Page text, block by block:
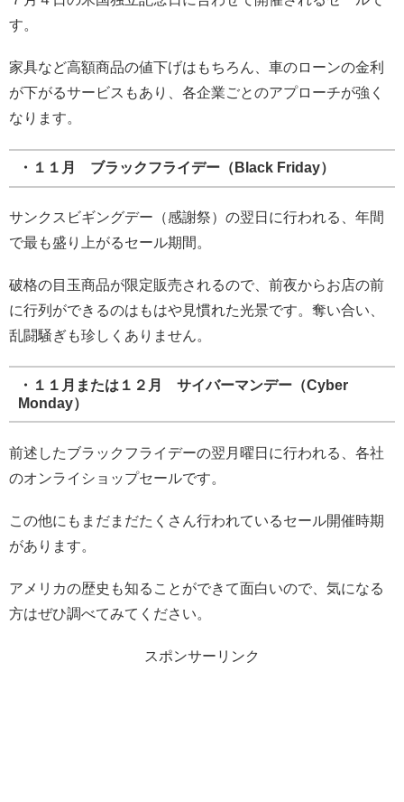
す。
家具など高額商品の値下げはもちろん、車のローンの金利
が下がるサービスもあり、各企業ごとのアプローチが強く
なります。
・１１月 ブラックフライデー（Black Friday）
サンクスビギングデー（感謝祭）の翌日に行われる、年間
で最も盛り上がるセール期間。
破格の目玉商品が限定販売されるので、前夜からお店の前
に行列ができるのはもはや見慣れた光景です。奪い合い、
乱闘騒ぎも珍しくありません。
・１１月または１２月 サイバーマンデー（Cyber
Monday）
前述したブラックフライデーの翌月曜日に行われる、各社
のオンライショップセールです。
この他にもまだまだたくさん行われているセール開催時期
があります。
アメリカの歴史も知ることができて面白いので、気になる
方はぜひ調べてみてください。
スポンサーリンク